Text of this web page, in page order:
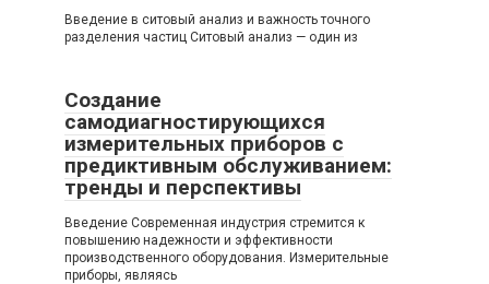
Введение в ситовый анализ и важность точного
разделения частиц Ситовый анализ — один из
Создание
самодиагностирующихся
измерительных приборов с
предиктивным обслуживанием:
тренды и перспективы
Введение Современная индустрия стремится к
повышению надежности и эффективности
производственного оборудования. Измерительные
приборы, являясь